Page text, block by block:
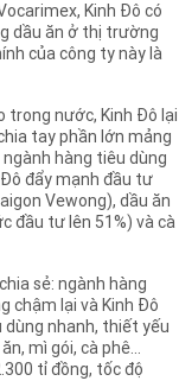
Kinh Đô có
dầu ăn ở thị trường
của công ty này là
trong nước, Kinh Đô lại
tay phần lớn mảng
hàng tiêu dùng
đẩy mạnh đầu tư
Vewong), dầu ăn
đầu tư lên 51%) và cà
sẻ: ngành hàng
chậm lại và Kinh Đô
nhanh, thiết yếu
mì gói, cà phê...
tỉ đồng, tốc độ